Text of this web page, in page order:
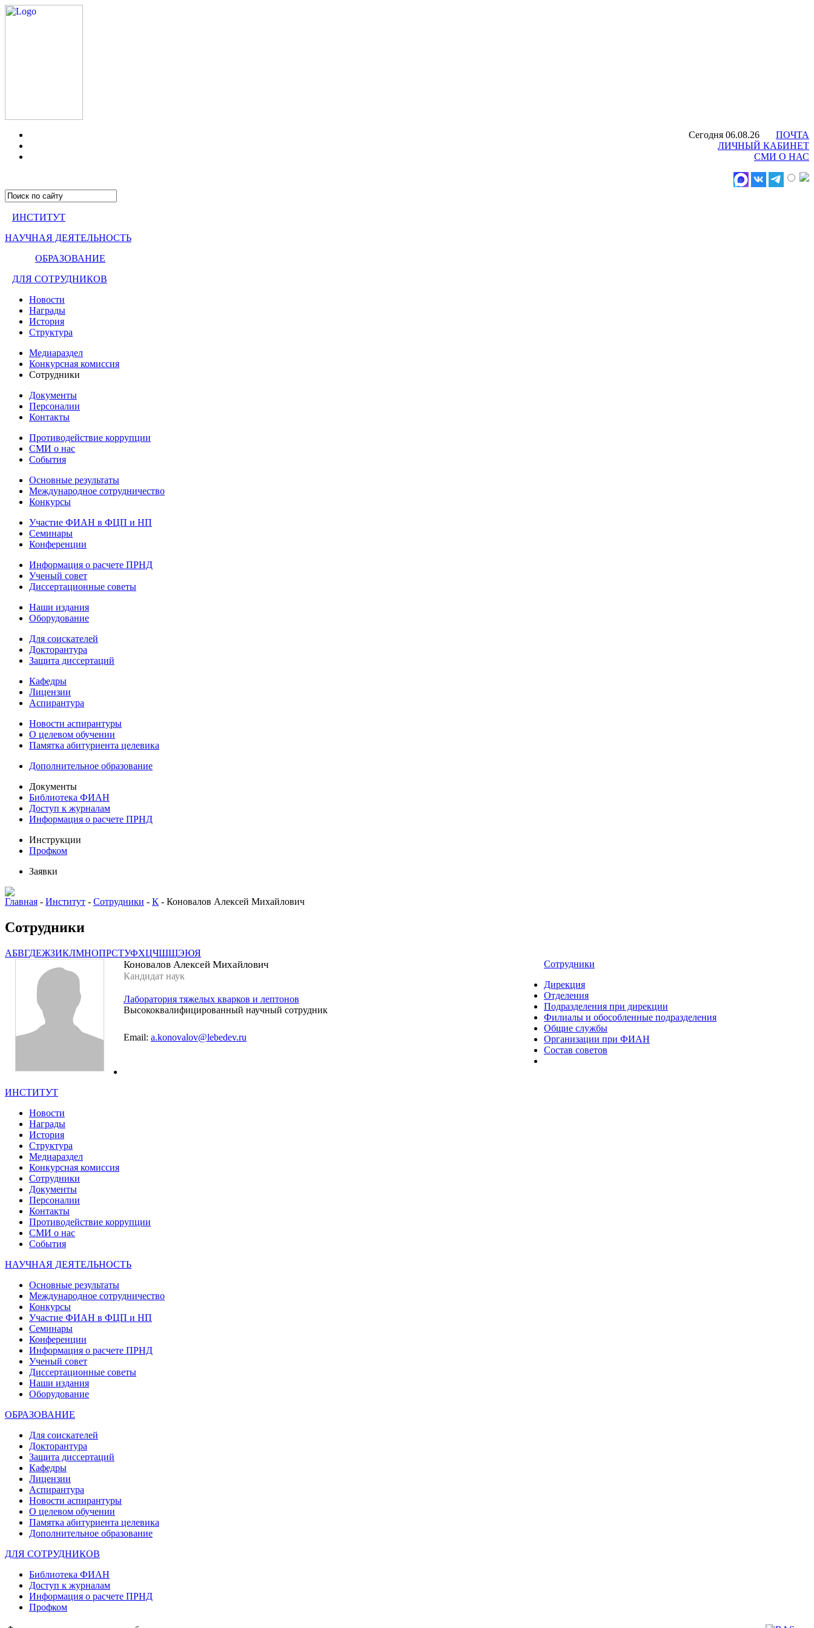
Сегодня 06.08.26
ПОЧТА
ЛИЧНЫЙ КАБИНЕТ
СМИ О НАС
ИНСТИТУТ
НАУЧНАЯ ДЕЯТЕЛЬНОСТЬ
ОБРАЗОВАНИЕ
ДЛЯ СОТРУДНИКОВ
Новости
Награды
История
Структура
Медиараздел
Конкурсная комиссия
Сотрудники
Документы
Персоналии
Контакты
Противодействие коррупции
СМИ о нас
События
Основные результаты
Международное сотрудничество
Конкурсы
Участие ФИАН в ФЦП и НП
Семинары
Конференции
Информация о расчете ПРНД
Ученый совет
Диссертационные советы
Наши издания
Оборудование
Для соискателей
Докторантура
Защита диссертаций
Кафедры
Лицензии
Аспирантура
Новости аспирантуры
О целевом обучении
Памятка абитуриента целевика
Дополнительное образование
Документы
Библиотека ФИАН
Доступ к журналам
Информация о расчете ПРНД
Инструкции
Профком
Заявки
Главная - Институт - Сотрудники - К - Коновалов Алексей Михайлович
Сотрудники
АБВГДЕЖЗИКЛМНОПРСТУФХЦЧШЩЭЮЯ
Коновалов Алексей Михайлович
Кандидат наук
Лаборатория тяжелых кварков и лептонов
Высококвалифицированный научный сотрудник
Email: a.konovalov@lebedev.ru
Сотрудники
Дирекция
Отделения
Подразделения при дирекции
Филиалы и обособленные подразделения
Общие службы
Организации при ФИАН
Состав советов
ИНСТИТУТ
Новости
Награды
История
Структура
Медиараздел
Конкурсная комиссия
Сотрудники
Документы
Персоналии
Контакты
Противодействие коррупции
СМИ о нас
События
НАУЧНАЯ ДЕЯТЕЛЬНОСТЬ
Основные результаты
Международное сотрудничество
Конкурсы
Участие ФИАН в ФЦП и НП
Семинары
Конференции
Информация о расчете ПРНД
Ученый совет
Диссертационные советы
Наши издания
Оборудование
ОБРАЗОВАНИЕ
Для соискателей
Докторантура
Защита диссертаций
Кафедры
Лицензии
Аспирантура
Новости аспирантуры
О целевом обучении
Памятка абитуриента целевика
Дополнительное образование
ДЛЯ СОТРУДНИКОВ
Библиотека ФИАН
Доступ к журналам
Информация о расчете ПРНД
Профком